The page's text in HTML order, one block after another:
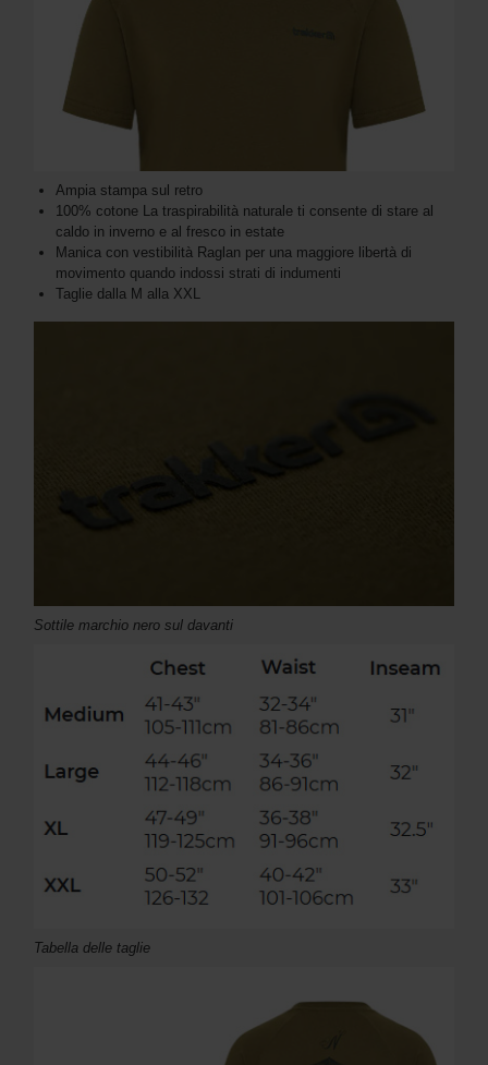
Ampia stampa sul retro
100% cotone La traspirabilità naturale ti consente di stare al
caldo in inverno e al fresco in estate
Manica con vestibilità Raglan per una maggiore libertà di
movimento quando indossi strati di indumenti
Taglie dalla M alla XXL
Sottile marchio nero sul davanti
Tabella delle taglie